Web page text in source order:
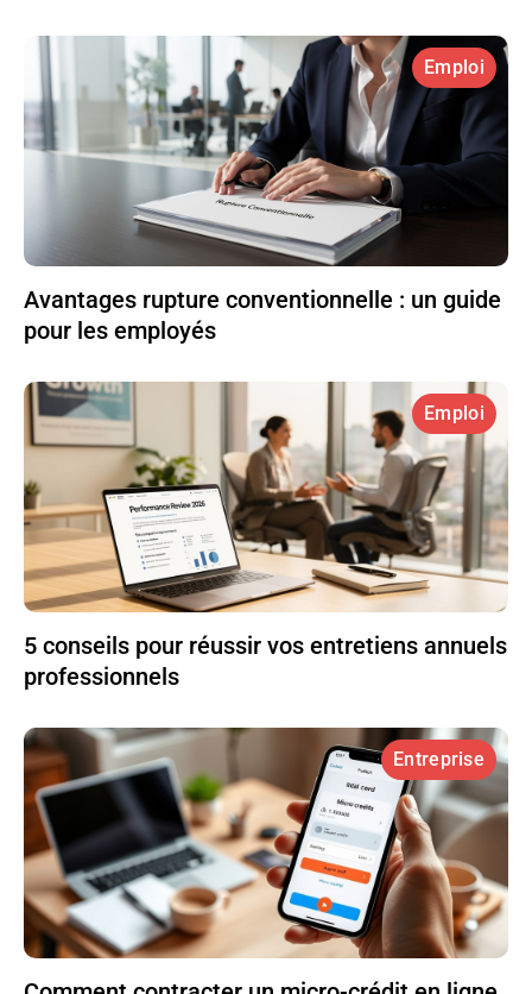
Emploi
Avantages rupture conventionnelle : un guide
pour les employés
Emploi
5 conseils pour réussir vos entretiens annuels
professionnels
Entreprise